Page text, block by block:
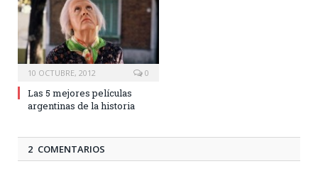
10 OCTUBRE, 2012 0
Las 5 mejores películas
argentinas de la historia
2 COMENTARIOS